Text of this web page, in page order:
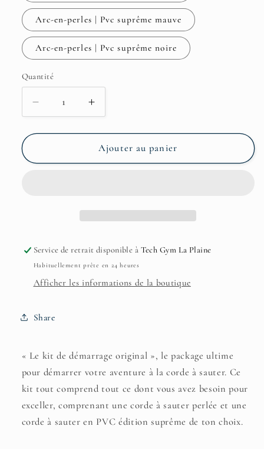
Arc-en-perles | Pvc suprême mauve
Arc-en-perles | Pvc suprême noire
Quantité
Quantité
Réduire
la
quantité
Le
Augmenter
la
quantité
de
Le
Ajouter au panier
Service de retrait disponible à Tech Gym La Plaine
Habituellement prête en 24 heures
Afficher les informations de la boutique
Share
« Le kit de démarrage original », le package ultime
pour démarrer votre aventure à la corde à sauter. Ce
kit tout comprend tout ce dont vous avez besoin pour
exceller, comprenant une corde à sauter perlée et une
corde à sauter en PVC édition suprême de ton choix.